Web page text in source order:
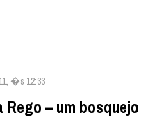
�s 12:33
– um bosquejo